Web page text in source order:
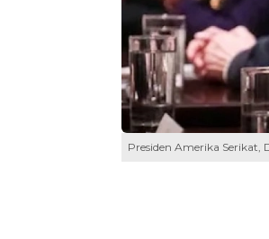
Presiden Amerika